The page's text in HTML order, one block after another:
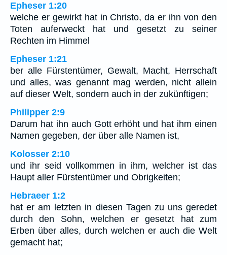
Epheser 1:20
welche er gewirkt hat in Christo, da er ihn von den
Toten auferweckt hat und gesetzt zu seiner
Rechten im Himmel
Epheser 1:21
ber alle Fürstentümer, Gewalt, Macht, Herrschaft
und alles, was genannt mag werden, nicht allein
auf dieser Welt, sondern auch in der zukünftigen;
Philipper 2:9
Darum hat ihn auch Gott erhöht und hat ihm einen
Namen gegeben, der über alle Namen ist,
Kolosser 2:10
und ihr seid vollkommen in ihm, welcher ist das
Haupt aller Fürstentümer und Obrigkeiten;
Hebraeer 1:2
hat er am letzten in diesen Tagen zu uns geredet
durch den Sohn, welchen er gesetzt hat zum
Erben über alles, durch welchen er auch die Welt
gemacht hat;